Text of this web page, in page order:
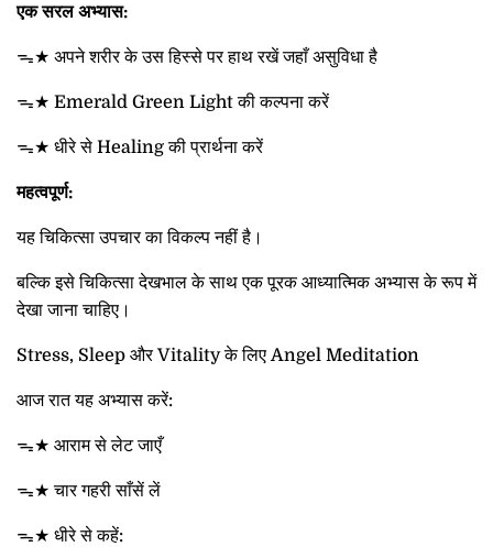
एक सरल अभ्यास:
ᯓ★ अपने शरीर के उस हिस्से पर हाथ रखें जहाँ असुविधा है
ᯓ★ Emerald Green Light की कल्पना करें
ᯓ★ धीरे से Healing की प्रार्थना करें
महत्वपूर्ण:
यह चिकित्सा उपचार का विकल्प नहीं है।
बल्कि इसे चिकित्सा देखभाल के साथ एक पूरक आध्यात्मिक अभ्यास के रूप में
देखा जाना चाहिए।
Stress, Sleep और Vitality के लिए Angel Meditation
आज रात यह अभ्यास करें:
ᯓ★ आराम से लेट जाएँ
ᯓ★ चार गहरी साँसें लें
ᯓ★ धीरे से कहें: